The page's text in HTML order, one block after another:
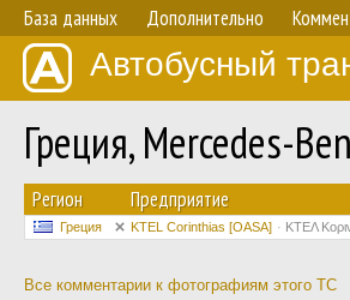
База данных Дополнительно
Автобусный
Греция, Mercedes-
Регион Предприятие
Греция KTEL Corinthias [OASA] ΚΤΕΛ
Все комментарии к фотографиям этого ТС